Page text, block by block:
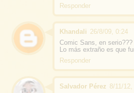
Responder
Khandali 26/8/09, 0:24
Comic Sans, en serio???
Lo más extraño es que
Responder
Salvador Pérez 8/11/